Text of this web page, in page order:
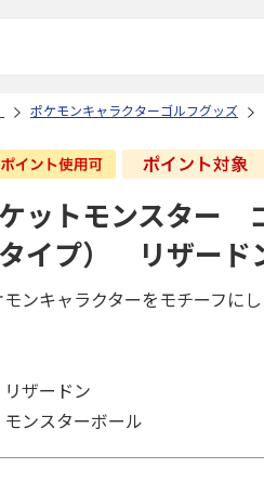
ポケモンキャラクターゴルフグッズ
ットモンスター
イプ） リザード
モンキャラクターをモチーフに
ザードン
モンスターボール